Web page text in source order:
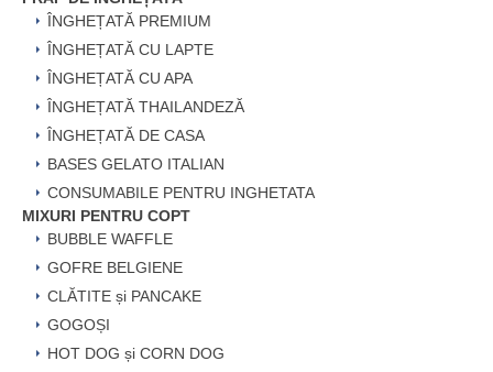
ÎNGHEȚATĂ PREMIUM
ÎNGHEȚATĂ CU LAPTE
ÎNGHEȚATĂ CU APA
ÎNGHEȚATĂ THAILANDEZĂ
ÎNGHEȚATĂ DE CASA
BASES GELATO ITALIAN
CONSUMABILE PENTRU INGHETATA
MIXURI PENTRU COPT
BUBBLE WAFFLE
GOFRE BELGIENE
CLĂTITE și PANCAKE
GOGOȘI
HOT DOG și CORN DOG